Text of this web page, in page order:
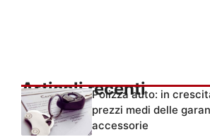
Articoli recenti
Polizza auto: in
prezzi medi delle
accessorie